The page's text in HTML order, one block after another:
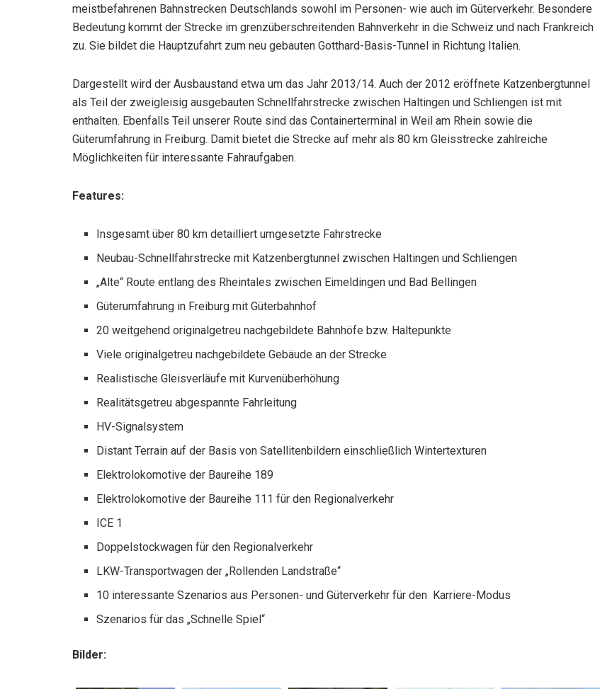
meistbefahrenen Bahnstrecken Deutschlands sowohl im Personen- wie auch im Güterverkehr. Besondere
Bedeutung kommt der Strecke im grenzüberschreitenden Bahnverkehr in die Schweiz und nach Frankreich
zu. Sie bildet die Hauptzufahrt zum neu gebauten Gotthard-Basis-Tunnel in Richtung Italien.
Dargestellt wird der Ausbaustand etwa um das Jahr 2013/14. Auch der 2012 eröffnete Katzenbergtunnel
als Teil der zweigleisig ausgebauten Schnellfahrstrecke zwischen Haltingen und Schliengen ist mit
enthalten. Ebenfalls Teil unserer Route sind das Containerterminal in Weil am Rhein sowie die
Güterumfahrung in Freiburg. Damit bietet die Strecke auf mehr als 80 km Gleisstrecke zahlreiche
Möglichkeiten für interessante Fahraufgaben.
Features:
Insgesamt über 80 km detailliert umgesetzte Fahrstrecke
Neubau-Schnellfahrstrecke mit Katzenbergtunnel zwischen Haltingen und Schliengen
„Alte“ Route entlang des Rheintales zwischen Eimeldingen und Bad Bellingen
Güterumfahrung in Freiburg mit Güterbahnhof
20 weitgehend originalgetreu nachgebildete Bahnhöfe bzw. Haltepunkte
Viele originalgetreu nachgebildete Gebäude an der Strecke
Realistische Gleisverläufe mit Kurvenüberhöhung
Realitätsgetreu abgespannte Fahrleitung
HV-Signalsystem
Distant Terrain auf der Basis von Satellitenbildern einschließlich Wintertexturen
Elektrolokomotive der Baureihe 189
Elektrolokomotive der Baureihe 111 für den Regionalverkehr
ICE 1
Doppelstockwagen für den Regionalverkehr
LKW-Transportwagen der „Rollenden Landstraße“
10 interessante Szenarios aus Personen- und Güterverkehr für den Karriere-Modus
Szenarios für das „Schnelle Spiel“
Bilder: